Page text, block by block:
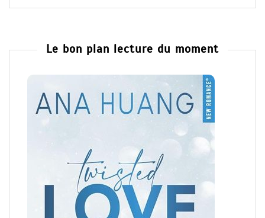
Le bon plan lecture du moment